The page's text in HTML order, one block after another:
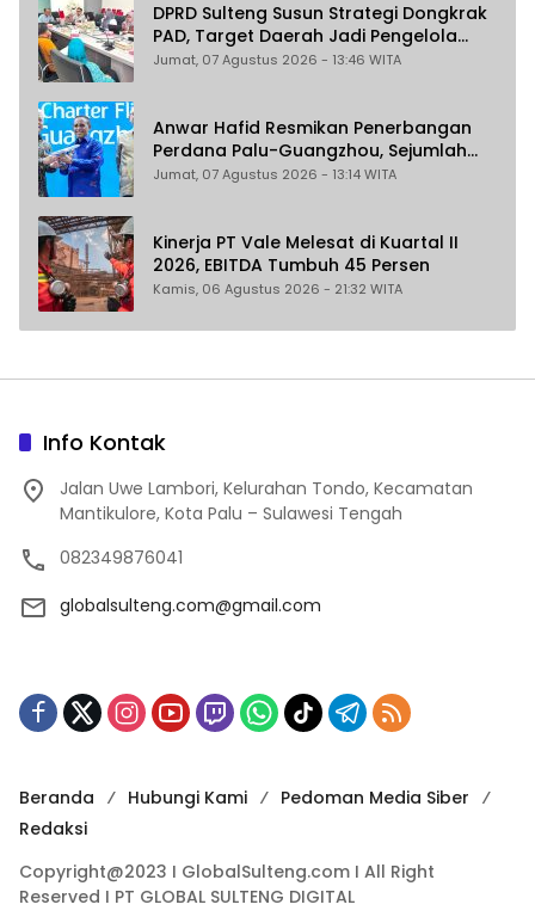
DPRD Sulteng Susun Strategi Dongkrak
PAD, Target Daerah Jadi Pengelola
Sekaligus Penghasil
Jumat, 07 Agustus 2026 - 13:46 WITA
Anwar Hafid Resmikan Penerbangan
Perdana Palu-Guangzhou, Sejumlah
Maskapai Jajaki Rute Malaysia dan
Jumat, 07 Agustus 2026 - 13:14 WITA
Kinerja PT Vale Melesat di Kuartal II
2026, EBITDA Tumbuh 45 Persen
Kamis, 06 Agustus 2026 - 21:32 WITA
Info Kontak
Jalan Uwe Lambori, Kelurahan Tondo, Kecamatan
Mantikulore, Kota Palu – Sulawesi Tengah
082349876041
globalsulteng.com@gmail.com
Beranda Hubungi Kami
Pedoman Media Siber
Redaksi
Copyright@2023 I GlobalSulteng.com I All Right
Reserved I PT GLOBAL SULTENG DIGITAL